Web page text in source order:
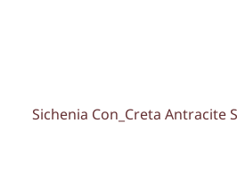
Sichenia Con_Creta Antracite